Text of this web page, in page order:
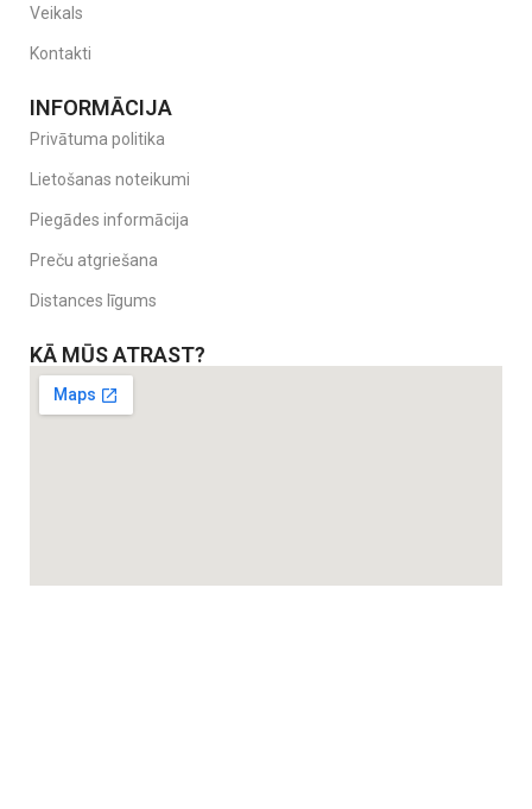
Veikals
Kontakti
INFORMĀCIJA
Privātuma politika
Lietošanas noteikumi
Piegādes informācija
Preču atgriešana
Distances līgums
KĀ MŪS ATRAST?